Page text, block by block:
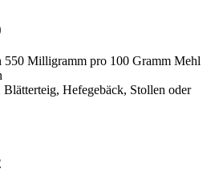
550 Milligramm pro 100 Gramm Mehl
Hefegebäck, Stollen oder